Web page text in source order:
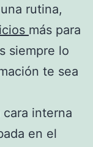
rutina,
más para
siempre lo
te sea
cara interna
en el